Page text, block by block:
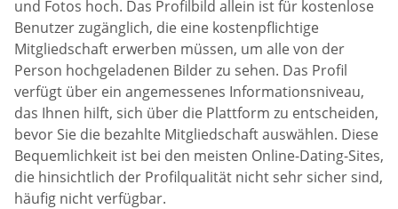
und Fotos hoch. Das Profilbild allein ist für kostenlose
Benutzer zugänglich, die eine kostenpflichtige
Mitgliedschaft erwerben müssen, um alle von der
Person hochgeladenen Bilder zu sehen. Das Profil
verfügt über ein angemessenes Informationsniveau,
das Ihnen hilft, sich über die Plattform zu entscheiden,
bevor Sie die bezahlte Mitgliedschaft auswählen. Diese
Bequemlichkeit ist bei den meisten Online-Dating-Sites,
die hinsichtlich der Profilqualität nicht sehr sicher sind,
häufig nicht verfügbar.